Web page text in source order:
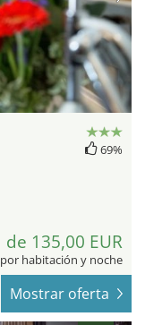
69%
de 135,00 EUR
por habitación y noche
Mostrar oferta